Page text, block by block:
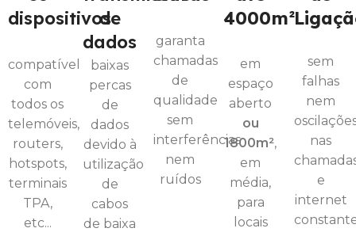
dispositivos
compatível
com
todos os
telemóveis,
routers,
hotspots,
terminais
TPA,
etc...
de
dados
baixas
percas
de
dados
devido à
utilização
de
cabos
de baixa
garanta
chamadas
de
qualidade
sem
interferências
nem
ruídos
4000m²
em
espaço
aberto
ou
1800m²,
em
média,
para
locais
sem
falhas
nem
nas
e
internet